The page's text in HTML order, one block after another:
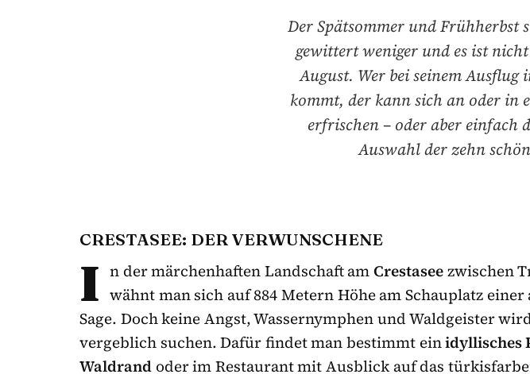
Der Spätsommer und Frühherbst
gewittert weniger und es ist
August. Wer bei seinem Ausflug
kommt, der kann sich an oder in
erfrischen – oder aber einfach
Auswahl der zehn
CRESTASEE: DER VERWUNSCHENE
I n der märchenhaften Landschaft amCrestaseezwischen
wähnt man sich auf 884 Metern Höhe am Schauplatz
Sage. Doch keine Angst, Wassernymphen und Waldgeister
vergeblich suchen. Dafür findet man bestimmt einidyllisches
Waldrand oder im Restaurant mit Ausblick auf das